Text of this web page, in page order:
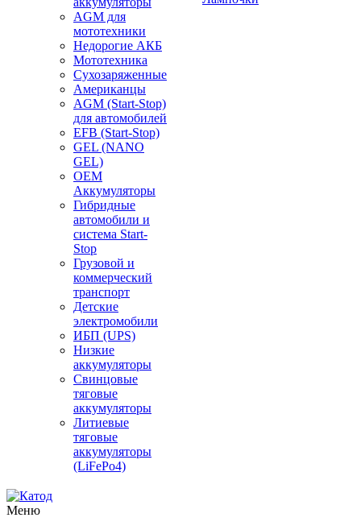
AGM для
мототехники
Недорогие АКБ
Мототехника
Сухозаряженные
Американцы
AGM (Start-Stop)
для автомобилей
EFB (Start-Stop)
GEL (NANO
GEL)
OEM
Аккумуляторы
Гибридные
автомобили и
система Start-
Stop
Грузовой и
коммерческий
транспорт
Детские
электромобили
ИБП (UPS)
Низкие
аккумуляторы
Свинцовые
тяговые
аккумуляторы
Литиевые
тяговые
аккумуляторы
(LiFePo4)
Меню